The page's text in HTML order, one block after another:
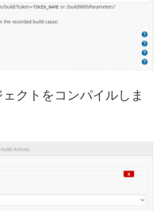
クトをコンパイルしま